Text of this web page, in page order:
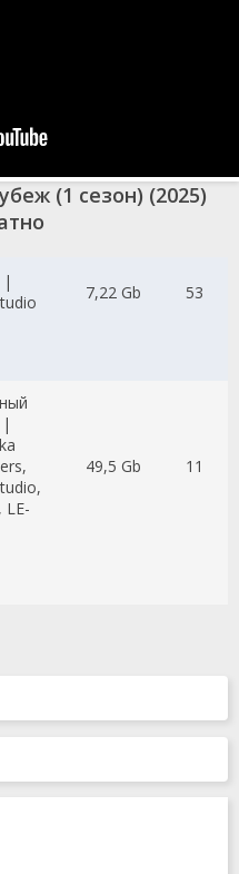
(1 сезон) (2025)
|
7,22 Gb 53
|
LE-
49,5 Gb 11